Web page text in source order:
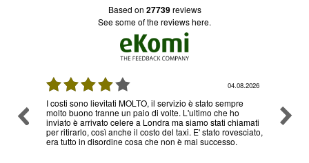
based on 27739reviews
see some of the reviews here.
04.08.2026
è stato sempre
L'ultimo che ho
siamo stati chiamati
E' stato rovesciato,
mai successo.
Ottimo servizio e prezzi, ritiro e consegna senza
problema , sono già diverse volte che utilizzo il loro
servizio